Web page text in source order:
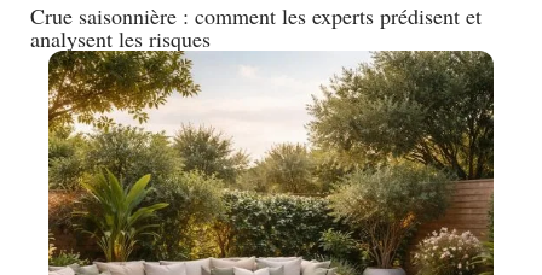
Crue saisonnière : comment les experts prédisent et
analysent les risques